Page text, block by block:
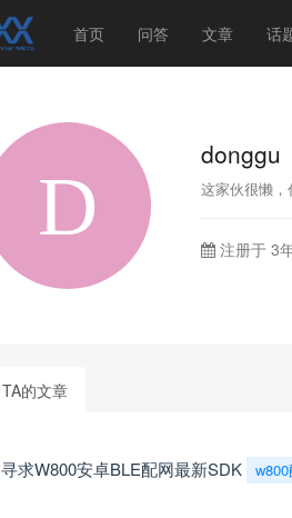
首页 问答 文章 话
donggu
这家伙很懒，
注册于 3
TA的文章
寻求W800安卓BLE配网最新SDK